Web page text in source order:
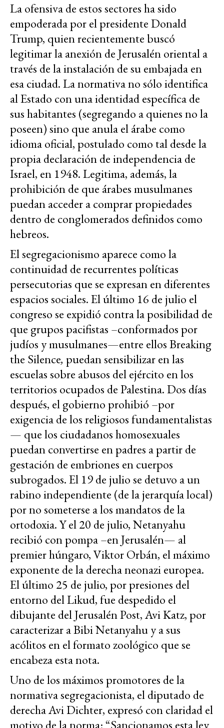
La ofensiva de estos sectores ha sido
empoderada por el presidente Donald
Trump, quien recientemente buscó
legitimar la anexión de Jerusalén oriental a
través de la instalación de su embajada en
esa ciudad. La normativa no sólo identifica
al Estado con una identidad específica de
sus habitantes (segregando a quienes no la
poseen) sino que anula el árabe como
idioma oficial, postulado como tal desde la
propia declaración de independencia de
Israel, en 1948. Legitima, además, la
prohibición de que árabes musulmanes
puedan acceder a comprar propiedades
dentro de conglomerados definidos como
hebreos.
El segregacionismo aparece como la
continuidad de recurrentes políticas
persecutorias que se expresan en diferentes
espacios sociales. El último 16 de julio el
congreso se expidió contra la posibilidad de
que grupos pacifistas –conformados por
judíos y musulmanes—entre ellos Breaking
the Silence, puedan sensibilizar en las
escuelas sobre abusos del ejército en los
territorios ocupados de Palestina. Dos días
después, el gobierno prohibió –por
exigencia de los religiosos fundamentalistas
— que los ciudadanos homosexuales
puedan convertirse en padres a partir de
gestación de embriones en cuerpos
subrogados. El 19 de julio se detuvo a un
rabino independiente (de la jerarquía local)
por no someterse a los mandatos de la
ortodoxia. Y el 20 de julio, Netanyahu
recibió con pompa –en Jerusalén— al
premier húngaro, Viktor Orbán, el máximo
exponente de la derecha neonazi europea.
El último 25 de julio, por presiones del
entorno del Likud, fue despedido el
dibujante del Jerusalén Post, Avi Katz, por
caracterizar a Bibi Netanyahu y a sus
acólitos en el formato zoológico que se
encabeza esta nota.
Uno de los máximos promotores de la
normativa segregacionista, el diputado de
derecha Avi Dichter, expresó con claridad el
motivo de la norma: “Sancionamos esta ley